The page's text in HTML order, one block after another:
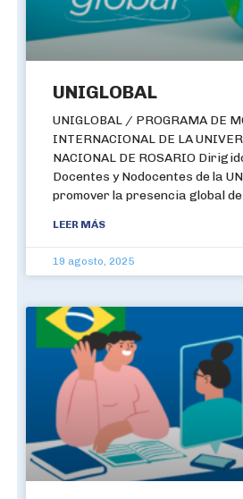
UNIGLOBAL
UNIGLOBAL / PROGRAMA DE
INTERNACIONAL DE LA
NACIONAL DE ROSARIO
Docentes y Nodocentes de la
promover la presencia global
LEER MÁS
19 agosto, 2025